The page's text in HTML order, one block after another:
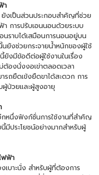
า
งเป็นส่วนประกอบสำคัญที่ช่วย
า การปรับเอนนอนด้วยระบบ
นราบได้เสมือนการนอนอยู่บน
ยังช่วยกระจายน้ำหนักของผู้ใช้
งมีข้อดีต่อผู้ใช้งานในเรื่อง
ต้องนั่งงอเข่าตลอดเวลา
รถยืดเข้งยืดขาได้สะดวก การ
ผู้ป่วยและผู้สูงอายุ
หนึ่งฟังก์ชั่นการใช้งานที่สำคัญ
มีประโยชน์อย่างมากสำหรับผู้
ฟฟ้า
บาะนั่ง สำหรับผู้ที่ต้องการ